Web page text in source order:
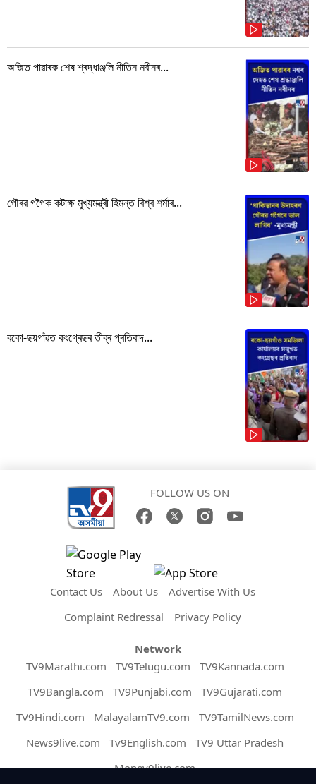
অজিত পাৱাৰক শেষ শ্ৰদ্ধাঞ্জলি নীতিন নবীনৰ...
গৌৰৱ গগৈক কটাক্ষ মুখ্যমন্ত্ৰী হিমন্ত বিশ্ব শৰ্মাৰ...
বকো-ছয়গাঁৱত কংগ্ৰেছৰ তীব্ৰ প্ৰতিবাদ...
FOLLOW US ON
Contact Us About Us
Advertise With Us
Complaint Redressal
Privacy Policy
Network
TV9Marathi.com
TV9Telugu.com
TV9Kannada.com
TV9Bangla.com
TV9Punjabi.com
TV9Gujarati.com
TV9Hindi.com
MalayalamTV9.com
TV9TamilNews.com
News9live.com
Tv9English.com
TV9 Uttar Pradesh
Money9live.com